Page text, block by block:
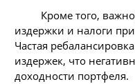
Кроме того,
издержки и налоги
Частая
издержек, что
доходности портфеля.